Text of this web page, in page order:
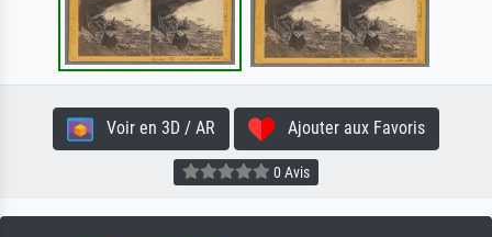
Voir en 3D / AR Ajouter aux Favoris
0 Avis